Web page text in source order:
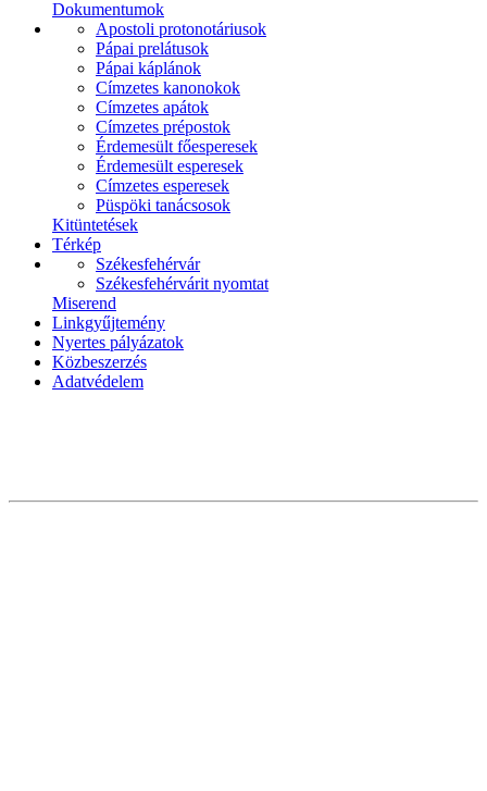
Dokumentumok
Apostoli protonotáriusok
Pápai prelátusok
Pápai káplánok
Címzetes kanonokok
Címzetes apátok
Címzetes prépostok
Érdemesült főesperesek
Érdemesült esperesek
Címzetes esperesek
Püspöki tanácsosok
Kitüntetések
Térkép
Székesfehérvár
Székesfehérvárit nyomtat
Miserend
Linkgyűjtemény
Nyertes pályázatok
Közbeszerzés
Adatvédelem